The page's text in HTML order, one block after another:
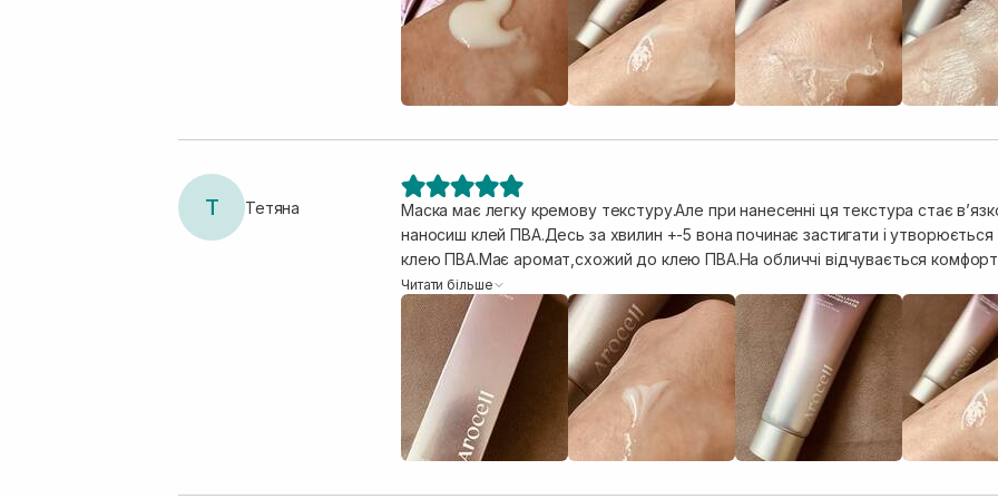
Т Тетяна
Маска має легку кремову текстуру.Але при нанесенні ця текстура стає
наносиш клей ПВА.Десь за хвилин +-5 вона починає застигати і утворюється
клею ПВА.Має аромат,схожий до клею ПВА.На обличчі відчувається
неперевершений😍 Обличчя,зволожене,наживлене і наповнене,по відчуттях на
оксамитове,сяяння,пружність.Пори звужені,рівний тон.При нанесенні на
маски.Дуже приємні відчуття.Відчуття оксамиту залишається
вікової чутливої шкіри чудово підійшла🫶
Читати більше